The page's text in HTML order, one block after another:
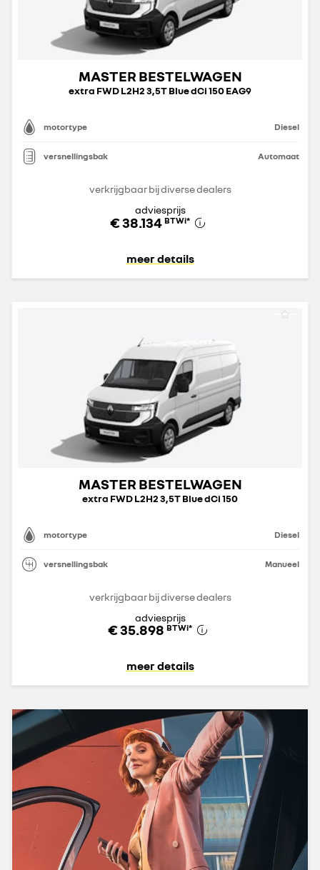
MASTER BESTELWAGEN
extra FWD L2H2 3,5T Blue dCi 150 EAG9
motortype Diesel
versnellingsbak Automaat
verkrijgbaar bij diverse dealers
adviesprijs
€ 38.134 BTWi*
meer details
MASTER BESTELWAGEN
extra FWD L2H2 3,5T Blue dCi 150
motortype Diesel
versnellingsbak Manueel
verkrijgbaar bij diverse dealers
adviesprijs
€ 35.898 BTWi*
meer details